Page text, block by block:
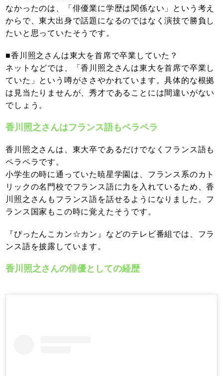
なかったのは、「俳優業に学歴は関係ない」という考え
からで、東大出身で話題になるのではなく演技で勝負し
たいと思っていたそうです。
■香川照之さんは東大を首席で卒業していた？
ネットなどでは、「香川照之さんは東大を首席で卒業し
ていた」という噂がささやかれています。具体的な根拠
は見当たりませんが、秀才であることには間違いがない
でしょう。
香川照之さんはフランス語もペラペラ
香川照之さんは、東大卒であるだけでなくフランス語も
ペラペラです。
小学生の時に通っていた暁星学園は、フランス系のカト
リックの名門校でフランス語に力を入れているため、香
川照之さんもフランス語を話せるようになりました。フ
ランス国家もこの時に覚えたそうです。
『ぴったんこカン☆カン』などのテレビ番組では、フラ
ンス語を披露しています。
香川照之さんの俳優としての経歴